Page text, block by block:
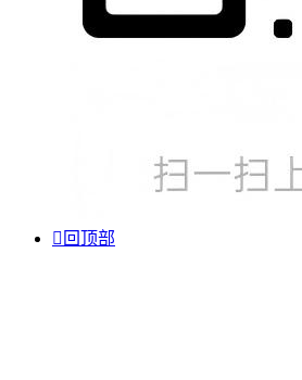
 回顶部